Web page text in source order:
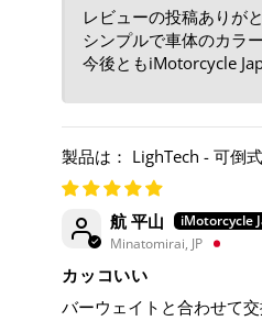
レビューの投稿ありが
シンプルで車体のカラ
今後ともiMotorcycle
LighTech - 可倒
航 平山
Minatomirai, JP
カッコいい
バーウェイトと合わせて交